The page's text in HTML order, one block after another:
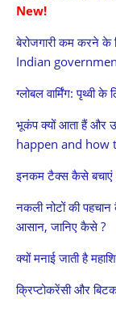
New!
बेरोजगारी कम करने के
Indian
ग्लोबल वार्मिंग: पृथ्वी
भूकंप क्यों आता हैं और
happen and how
इनकम टैक्स कैसे बचाएं
नकली नोटों की
आसान, जानिए कैसे ?
क्यों मनाई जाती है
क्रिप्टोकरेंसी और